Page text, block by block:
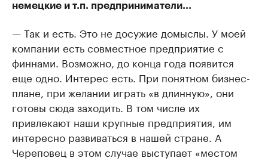
немецкие и т.п. предприниматели...
— Так и есть. Это не досужие домыслы. У моей
компании есть совместное предприятие с
финнами. Возможно, до конца года появится
еще одно. Интерес есть. При понятном бизнес-
плане, при желании играть «в длинную», они
готовы сюда заходить. В том числе их
привлекают наши крупные предприятия, им
интересно развиваться в нашей стране. А
Череповец в этом случае выступает «местом